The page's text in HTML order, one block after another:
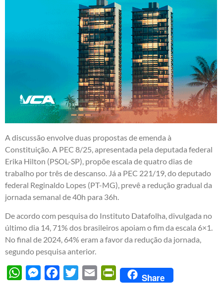
A discussão envolve duas propostas de emenda à
Constituição. A PEC 8/25, apresentada pela deputada federal
Erika Hilton (PSOL-SP), propõe escala de quatro dias de
trabalho por três de descanso. Já a PEC 221/19, do deputado
federal Reginaldo Lopes (PT-MG), prevê a redução gradual da
jornada semanal de 40h para 36h.
De acordo com pesquisa do Instituto Datafolha, divulgada no
último dia 14, 71% dos brasileiros apoiam o fim da escala 6×1.
No final de 2024, 64% eram a favor da redução da jornada,
segundo pesquisa anterior.
WhatsAppMessengerFacebook
Twitter Email PrintFriendly
Share